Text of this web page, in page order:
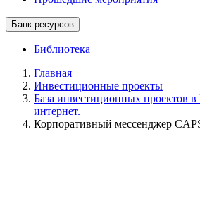
Банк ресурсов
Библиотека
Главная
Инвестиционные проекты
База инвестиционных проектов
интернет.
Корпоративный мессенджер